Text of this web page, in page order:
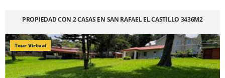
PROPIEDAD CON 2 CASAS EN SAN RAFAEL EL CASTILLO 3436M2
Tour Virtual